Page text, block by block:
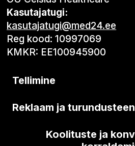
Kasutajatugi:
kasutajatugi@med24.ee
Reg kood: 10997069
KMKR: EE100945900
Tellimine
Reklaam ja
Koolituste ja